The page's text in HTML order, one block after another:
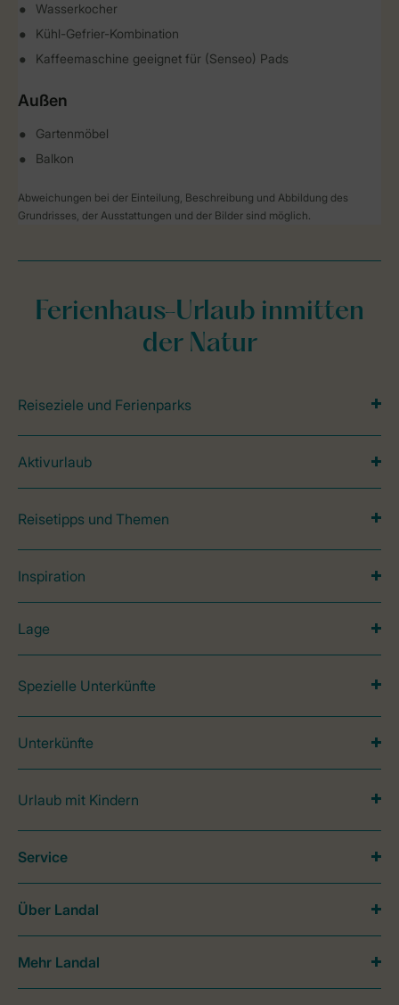
Wasserkocher
Kühl-Gefrier-Kombination
Kaffeemaschine geeignet für (Senseo) Pads
Außen
Gartenmöbel
Balkon
Abweichungen bei der Einteilung, Beschreibung und Abbildung des
Grundrisses, der Ausstattungen und der Bilder sind möglich.
Ferienhaus-Urlaub inmitten
der Natur
Reiseziele und Ferienparks
Aktivurlaub
Reisetipps und Themen
Inspiration
Lage
Spezielle Unterkünfte
Unterkünfte
Urlaub mit Kindern
Service
Über Landal
Mehr Landal